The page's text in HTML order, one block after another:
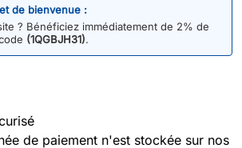
de bienvenue :
? Bénéficiez immédiatement de 2% de
(1QGBJH31)
de paiement n'est stockée sur nos